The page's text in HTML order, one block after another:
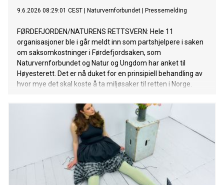
9.6.2026 08:29:01 CEST Naturvernforbundet Pressemelding
FØRDEFJORDEN/NATURENS RETTSVERN: Hele 11
organisasjoner ble i går meldt inn som partshjelpere i saken
om saksomkostninger i Førdefjordsaken, som
Naturvernforbundet og Natur og Ungdom har anket til
Høyesterett. Det er nå duket for en prinsipiell behandling av
hvor mye det skal koste å ta miljøsaker til retten i Norge.